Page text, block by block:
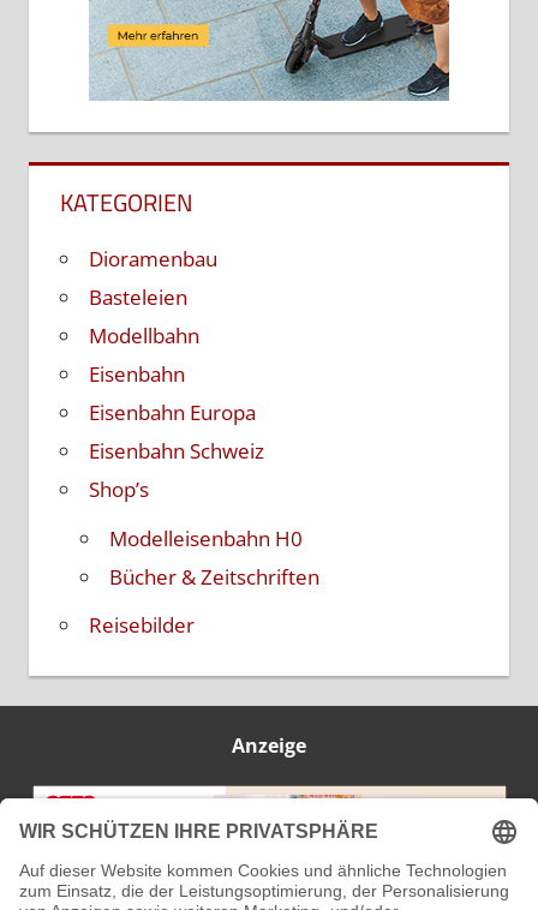
KATEGORIEN
Dioramenbau
Basteleien
Modellbahn
Eisenbahn
Eisenbahn Europa
Eisenbahn Schweiz
Shop’s
Modelleisenbahn H0
Bücher & Zeitschriften
Reisebilder
Anzeige